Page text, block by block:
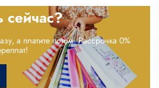
сейчас?
а платите потом. Рассрочка 0%